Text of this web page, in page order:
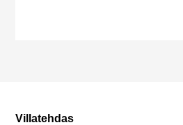
Villatehdas